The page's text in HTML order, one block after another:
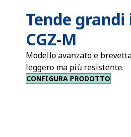
Tende
CGZ-M
Modello avanzato e
leggero ma più resistente.
CONFIGURA PRODOTTO